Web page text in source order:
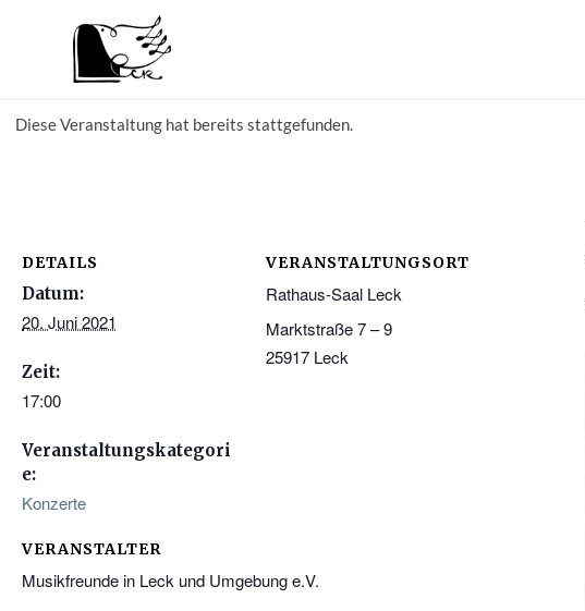
Diese Veranstaltung hat bereits stattgefunden.
DETAILS
Datum:
20. Juni 2021
Zeit:
17:00
Veranstaltungskategori
e:
Konzerte
VERANSTALTUNGSORT
Rathaus-Saal Leck
Marktstraße 7 – 9
25917 Leck
VERANSTALTER
Musikfreunde in Leck und Umgebung e.V.